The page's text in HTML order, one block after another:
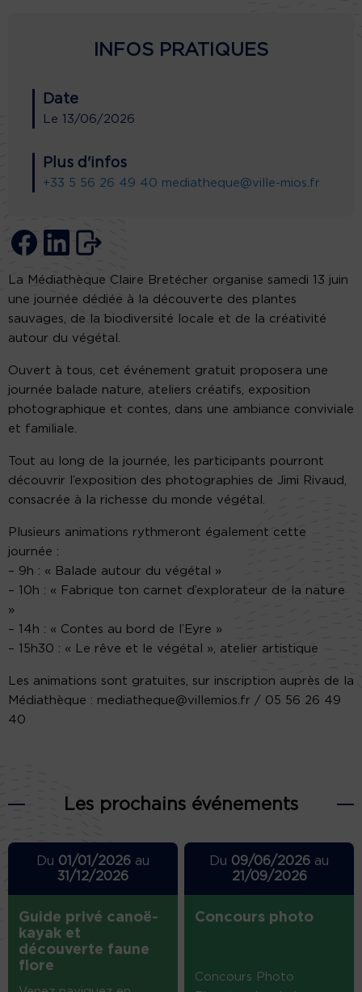
INFOS PRATIQUES
Date
Le 13/06/2026
Plus d'infos
+33 5 56 26 49 40 mediatheque@ville-mios.fr
La Médiathèque Claire Bretécher organise samedi 13 juin
une journée dédiée à la découverte des plantes
sauvages, de la biodiversité locale et de la créativité
autour du végétal.
Ouvert à tous, cet événement gratuit proposera une
journée balade nature, ateliers créatifs, exposition
photographique et contes, dans une ambiance conviviale
et familiale.
Tout au long de la journée, les participants pourront
découvrir l’exposition des photographies de Jimi Rivaud,
consacrée à la richesse du monde végétal.
Plusieurs animations rythmeront également cette
journée :
– 9h : « Balade autour du végétal »
– 10h : « Fabrique ton carnet d’explorateur de la nature
»
– 14h : « Contes au bord de l’Eyre »
– 15h30 : « Le rêve et le végétal », atelier artistique
Les animations sont gratuites, sur inscription auprès de la
Médiathèque : mediatheque@villemios.fr / 05 56 26 49
40
Les prochains événements
Du 01/01/2026au
31/12/2026
Guide privé canoë-
kayak et
découverte faune
flore
Du 09/06/2026 au
21/09/2026
Concours photo
Concours Photo